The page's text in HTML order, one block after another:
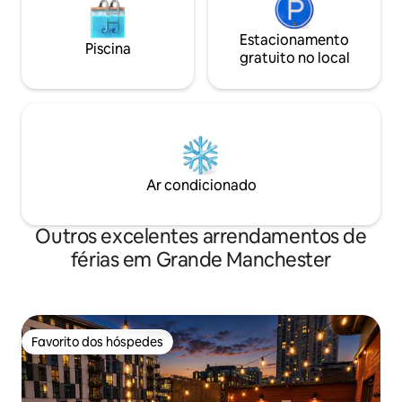
Piscina
Estacionamento
gratuito no local
Ar condicionado
Outros excelentes arrendamentos de
férias em Grande Manchester
Favorito dos hóspedes
Favorito dos hóspedes